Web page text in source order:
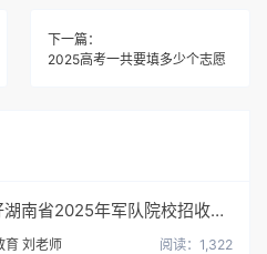
下一篇：
2025高考一共要填多少个志愿
关于做好湖南省2025年军队院校招收普通高中毕业生政治考核工作的通知
育 刘老师 阅读：1,322